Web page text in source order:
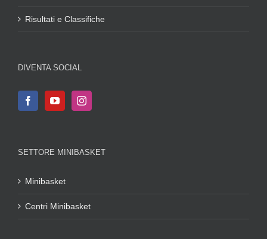
Risultati e Classifiche
DIVENTA SOCIAL
SETTORE MINIBASKET
Minibasket
Centri Minibasket